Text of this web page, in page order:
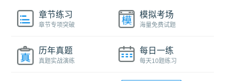
章节练习
章节专项突破
模拟考场
海量免费试题
历年真题
真题实战演练
每日一练
每天10题练习